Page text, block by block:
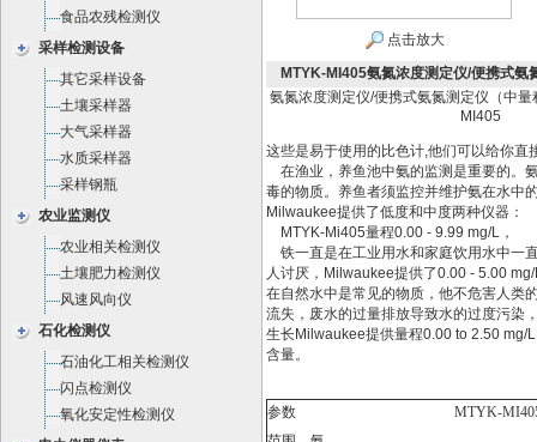
食品农残检测仪
采样检测设备
其它采样设备
土壤采样器
大气采样器
水质采样器
采样钢瓶
农业监测仪
农业相关检测仪
土壤肥力检测仪
风速风向仪
石化检测仪
石油化工相关检测仪
闪点检测仪
氧化安定性检测仪
点击放大
MTYK-MI405氨氮浓度测定仪/便携式
氨氮浓度测定仪/便携式氨氮测定仪（中
MI405
这些是易于使用的比色计,他们可以给你直
在渔业，养鱼池中氨的监测是重要的。
毒的物质。养鱼者须监控并维护氨在水中
Milwaukee提供了低度和中度两种仪器：
MTYK-Mi405量程0.00 - 9.99 mg/L，
铁一直是在工业用水和家庭饮用水中一
人讨厌，Milwaukee提供了0.00 - 5.00
在自然水中是常见的物质，他不危害人类
流失，废水的过量排放导致水的过度污染
生长Milwaukee提供量程0.00 to 2.50 mg/
含量。
参数
MTYK-